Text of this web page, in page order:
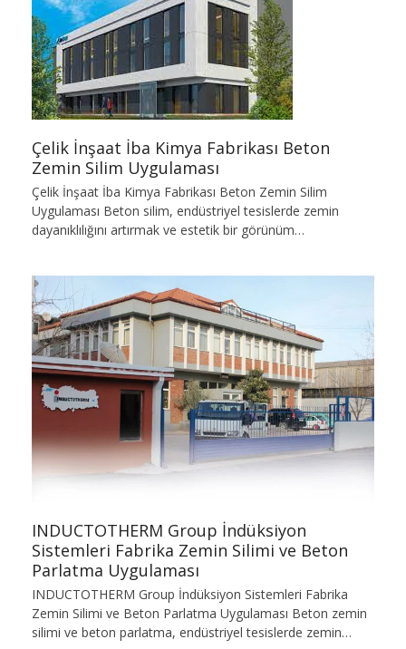
Çelik İnşaat İba Kimya Fabrikası Beton
Zemin Silim Uygulaması
Çelik İnşaat İba Kimya Fabrikası Beton Zemin Silim
Uygulaması Beton silim, endüstriyel tesislerde zemin
dayanıklılığını artırmak ve estetik bir görünüm…
INDUCTOTHERM Group İndüksiyon
Sistemleri Fabrika Zemin Silimi ve Beton
Parlatma Uygulaması
INDUCTOTHERM Group İndüksiyon Sistemleri Fabrika
Zemin Silimi ve Beton Parlatma Uygulaması Beton zemin
silimi ve beton parlatma, endüstriyel tesislerde zemin…